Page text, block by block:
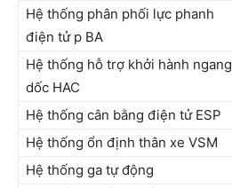
Hệ thống phân phối lực phanh
điện tử p BA
Hệ thống hỗ trợ khởi hành ngang
dốc HAC
Hệ thống cân bằng điện tử ESP
Hệ thống ổn định thân xe VSM
Hệ thống ga tự động